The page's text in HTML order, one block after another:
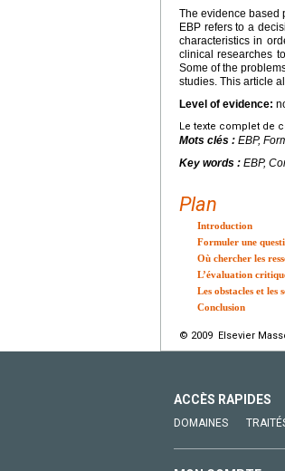
The evidence based
EBP refers to a
characteristics in
clinical researches
Some of the
studies. This article
Level of evidence:
Le texte complet de
Mots clés : EBP,
Key words : EBP,
Plan
Introduction
Formuler une
Où chercher les
L’évaluation
Les obstacles et les
Conclusion
© 2009 Elsevier
ACCÈS RAPIDES
DOMAINES